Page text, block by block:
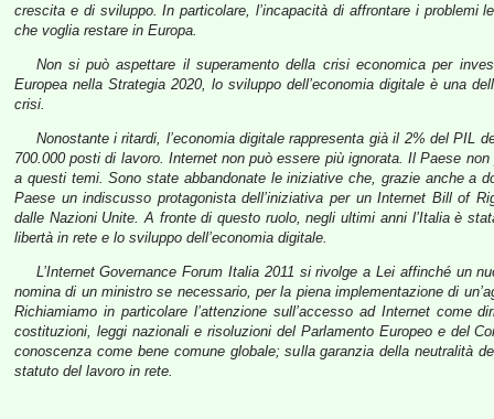
crescita e di sviluppo. In particolare, l’incapacità di affrontare i problemi
che voglia restare in Europa.
Non si può aspettare il superamento della crisi economica per
Europea nella Strategia 2020, lo sviluppo dell’economia digitale è una
crisi.
Nonostante i ritardi, l’economia digitale rappresenta già il 2% del PIL
700.000 posti di lavoro. Internet non può essere più ignorata. Il Paese
a questi temi. Sono state abbandonate le iniziative che, grazie anche a
Paese un indiscusso protagonista dell’iniziativa per un Internet Bill of
dalle Nazioni Unite. A fronte di questo ruolo, negli ultimi anni l’Italia è
libertà in rete e lo sviluppo dell’economia digitale.
L’Internet Governance Forum Italia 2011 si rivolge a Lei affinché un
nomina di un ministro se necessario, per la piena implementazione di
Richiamiamo in particolare l’attenzione sull’accesso ad Internet come
costituzioni, leggi nazionali e risoluzioni del Parlamento Europeo e del
conoscenza come bene comune globale; sulla garanzia della neutralità
statuto del lavoro in rete.